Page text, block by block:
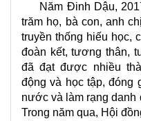
Năm Đinh Dậu,
trăm họ, bà con, anh
truyền thống hiếu học,
đoàn kết, tương thân,
đã đạt được nhiều
động và học tập, đóng
nước và làm rạng danh
Trong năm qua, Hội